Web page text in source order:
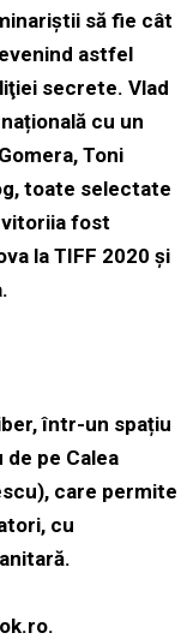
să fie cât
astfel
secrete. Vlad
cu un
Toni
toate selectate
fost
la TIFF 2020 și
într-un spațiu
pe Calea
care permite
cu